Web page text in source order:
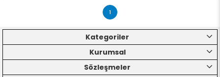
1
Kategoriler
Kurumsal
Sözleşmeler